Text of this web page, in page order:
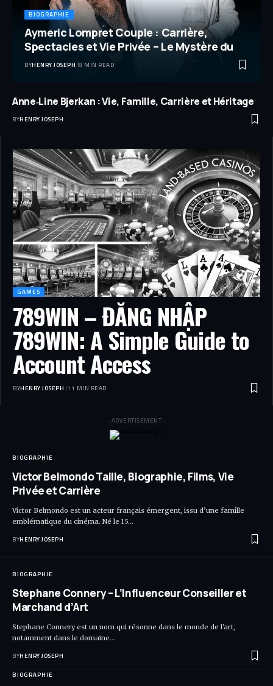
BIOGRAPHIE
Aymeric Lompret Couple : Carrière,
Spectacles et Vie Privée – Le Mystère du
BYHENRY JOSEPH 8 MIN READ
Anne‑Line Bjerkan : Vie, Famille, Carrière et Héritage
BYHENRY JOSEPH
GAMES
789WIN – ĐĂNG NHẬP
789WIN: A Simple Guide to
Account Access
BYHENRY JOSEPH 11 MIN READ
- ADVERTISEMENT -
BIOGRAPHIE
Victor Belmondo Taille, Biographie, Films, Vie
Privée et Carrière
Victor Belmondo est un acteur français émergent, issu d’une famille
emblématique du cinéma. Né le 15…
BYHENRY JOSEPH
BIOGRAPHIE
Stephane Connery – L’Influenceur Conseiller et
Marchand d’Art
Stephane Connery est un nom qui résonne dans le monde de l'art,
notamment dans le domaine…
BYHENRY JOSEPH
BIOGRAPHIE